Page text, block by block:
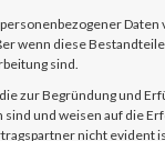
Daten
wenn diese
sind.
zur Begründung und
und weisen auf die
nicht evident